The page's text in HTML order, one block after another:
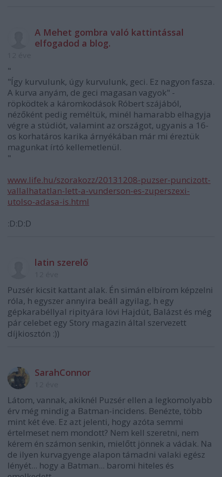
A Mehet gombra való kattintással
elfogadod a blog.
"
"Így kurvulunk, úgy kurvulunk, geci. Ez nagyon fasza.
A kurva anyám, de geci magasan vagyok" -
röpködtek a káromkodások Róbert szájából,
nézőként pedig reméltük, minél hamarabb elhagyja
végre a stúdiót, valamint az országot, ugyanis a 16-
os korhatáros karika árnyékában már mi éreztük
magunkat írtó kellemetlenül.
"
www.life.hu/szorakozz/20131208-puzser-puncizott-
vallalhatatlan-lett-a-vunderson-es-zuperszexi-
utolso-adasa-is.html
:D:D:D
latin szerelő
Puzsér kicsit kattant alak. Én simán elbírom képzelni
róla, h egyszer annyira beáll agyilag, h egy
gépkarabéllyal ripityára lövi Hajdút, Balázst és még
pár celebet egy Story magazin által szervezett
díjkiosztón :))
SarahConnor
Látom, vannak, akiknél Puzsér ellen a legkomolyabb
érv még mindig a Batman-incidens. Benézte, több
mint két éve. Ez azt jelenti, hogy azóta semmi
értelmeset nem mondott? Nem kell szeretni, nem
kérem én számon senkin, mielőtt jönnek a vádak. Na
de ilyen kurvagyenge alapon támadni valaki egész
lényét... hogy a Batman... baromi hiteles és